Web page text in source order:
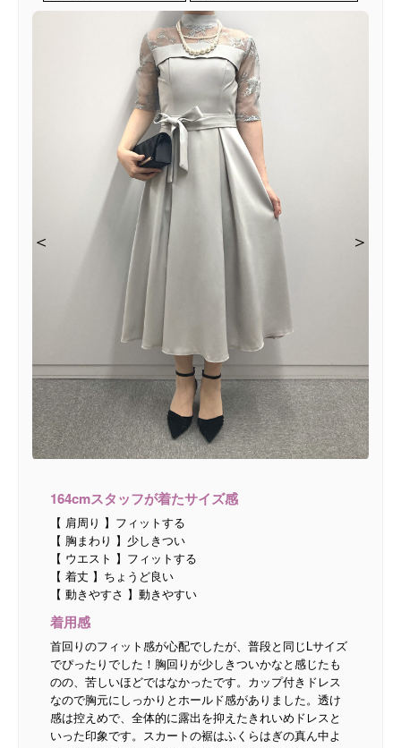
＜ ＞
＜ ＞
＜ ＞
＜ ＞
＜ ＞
164cmスタッフが着たサイズ感
【 肩周り 】フィットする
【 胸まわり 】少しきつい
【 ウエスト 】フィットする
【 着丈 】ちょうど良い
【 動きやすさ 】動きやすい
着用感
首回りのフィット感が心配でしたが、普段と同じLサイズ
でぴったりでした！胸回りが少しきついかなと感じたも
のの、苦しいほどではなかったです。カップ付きドレス
なので胸元にしっかりとホールド感がありました。透け
感は控えめで、全体的に露出を抑えたきれいめドレスと
いった印象です。スカートの裾はふくらはぎの真ん中よ